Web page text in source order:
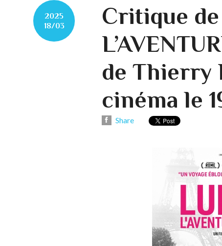
2025
18/03
Critique de
de Thierry
cinéma le
Share